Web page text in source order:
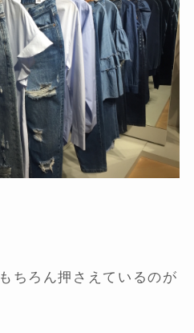
ちろん押さえているのが